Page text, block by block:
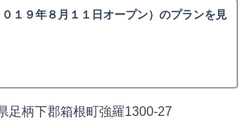
１９年８月１１日オープン）のプランを見
足柄下郡箱根町強羅1300-27